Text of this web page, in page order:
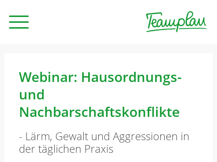
Beratung
Unternehmen
Webinar: Hausordnungs-
und
Nachbarschaftskonflikte
- Lärm, Gewalt und Aggressionen in
der täglichen Praxis